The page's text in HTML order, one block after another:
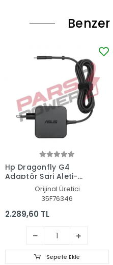
Hp Dragonfly G4
Adaptör Şarj Aleti-
Orijinal Üretici
35F76346
2.289,60 TL
Sepete Ekle